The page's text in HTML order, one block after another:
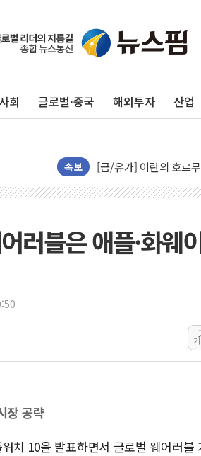
사회 글로벌·중국 해외투자 산업
속보
트럼프, '원정출산 시민
트럼프 "이란전 조만간
"세금 부담 덜자"…비
세금 부담 커진 고가 1
뉴욕증시, 유가·금리
이란, 오만과 호르무즈
李대통령, 오늘 부동산
[오늘의 정치일정] 8월
리투아니아 국방 "러,
구광모, 내주 실리콘밸
청와대, 북한 단거리 탄
러블은 애플·화웨
가
장 공략
치 10을 발표하면서 글로벌 웨어러블